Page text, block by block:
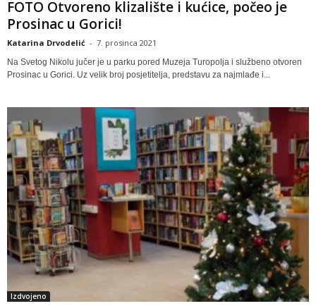
FOTO Otvoreno klizalište i kućice, počeo je
Prosinac u Gorici!
Katarina Drvodelić - 7. prosinca 2021
Na Svetog Nikolu jučer je u parku pored Muzeja Turopolja i službeno otvoren
Prosinac u Gorici. Uz velik broj posjetitelja, predstavu za najmlađe i...
Izdvojeno